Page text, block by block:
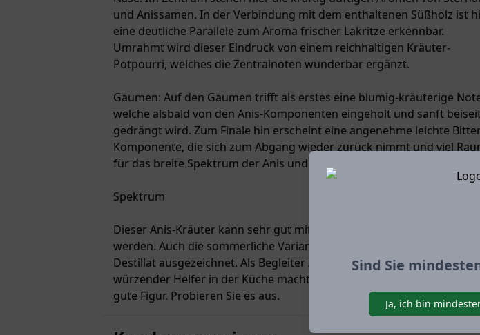
und Anissamen. In der Verbindung mit dem enthaltenen Süßholz ist
eine deutliche Parallele zum Aroma frischer Lakritze erkennbar.
Umrahmt wird dieser Eindruck von einem reichhaltigen Kräuter-
Potpourri, welches die Zentralnoten wunderbar ergänzt.
Gaumen: Auf den Gaumen trifft als erstes eine blumig-kräuterige
welche alsbald von den Anis-Komponenten eingeholt und sanft
gedrängt wird. Zum Finale hin erscheint eine angenehme leichte Bitter
Komponente, die sich zum Abgang wieder zurück nimmt und viel
für das breite Spektrum der Anis und weiteren Kräuteraromen lässt.
Spektrum
Dieser Anis-Kräuter kann sehr gut mit Zimmertemperatur pur
werden. Auch die sommerliche Variante mit Eis und Wasser steht
Destillat ausgezeichnet. Als Begleiter zu kräftigem Essen oder als
würzender Helfer in der Küche macht unser Anis-Kräuter ebenfalls eine
gute Figur. Probieren Sie es aus.
Sind Sie
Ja, ich bin